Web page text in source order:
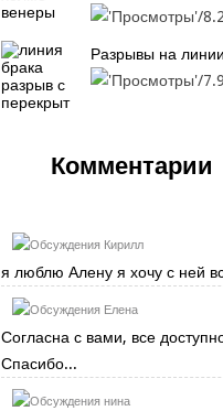
Разрывы на
Комментарии
Кирилл
я люблю Алену я хочу с ней
Елена
Согласна с вами, все
Спасибо...
нина